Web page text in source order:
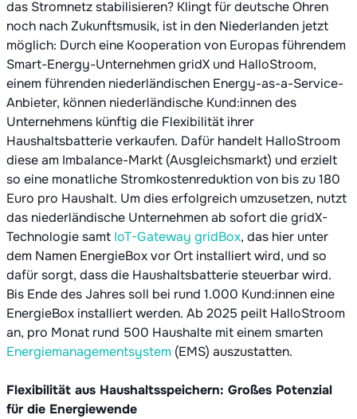
das Stromnetz stabilisieren? Klingt für deutsche Ohren
noch nach Zukunftsmusik, ist in den Niederlanden jetzt
möglich: Durch eine Kooperation von Europas führendem
Smart-Energy-Unternehmen gridX und HalloStroom,
einem führenden niederländischen Energy-as-a-Service-
Anbieter, können niederländische Kund:innen des
Unternehmens künftig die Flexibilität ihrer
Haushaltsbatterie verkaufen. Dafür handelt HalloStroom
diese am Imbalance-Markt (Ausgleichsmarkt) und erzielt
so eine monatliche Stromkostenreduktion von bis zu 180
Euro pro Haushalt. Um dies erfolgreich umzusetzen, nutzt
das niederländische Unternehmen ab sofort die gridX-
Technologie samt IoT-Gateway gridBox, das hier unter
dem Namen EnergieBox vor Ort installiert wird, und so
dafür sorgt, dass die Haushaltsbatterie steuerbar wird.
Bis Ende des Jahres soll bei rund 1.000 Kund:innen eine
EnergieBox installiert werden. Ab 2025 peilt HalloStroom
an, pro Monat rund 500 Haushalte mit einem smarten
Energiemanagementsystem (EMS) auszustatten.
Flexibilität aus Haushaltsspeichern: Großes Potenzial
für die Energiewende